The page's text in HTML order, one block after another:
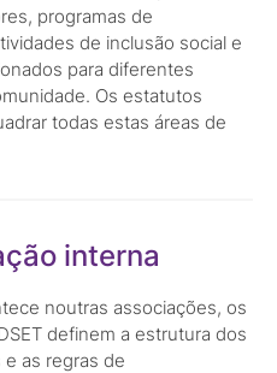
programas de
de inclusão social e
para diferentes
Os estatutos
todas estas áreas de
interna
noutras associações, os
definem a estrutura dos
as regras de